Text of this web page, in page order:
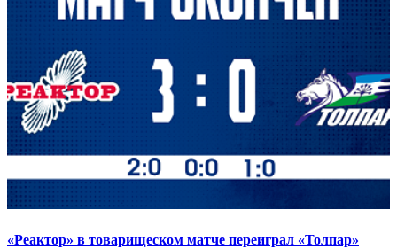
«Реактор» в товарищеском матче переиграл «Толпар»